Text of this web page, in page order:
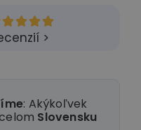

>
: Akýkoľvek
Slovensku